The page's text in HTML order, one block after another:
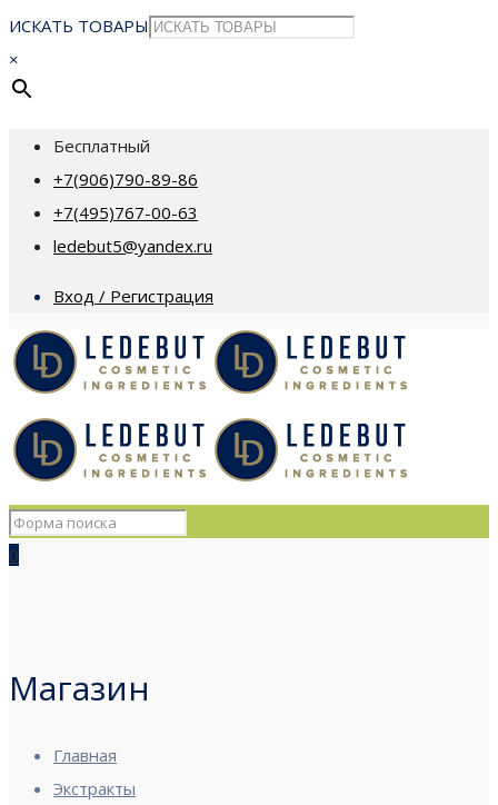
ИСКАТЬ ТОВАРЫ
×
Бесплатный
+7(906)790-89-86
+7(495)767-00-63
ledebut5@yandex.ru
Вход / Регистрация
0
Магазин
Главная
Экстракты